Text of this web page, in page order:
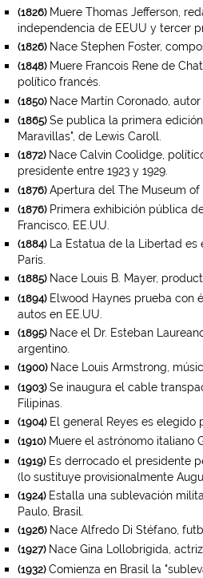
(1826)Muere Thomas Jefferson,
independencia de EEUU y tercer
(1826)Nace Stephen Foster,
(1848)Muere Francois Rene de
político francés.
(1850)Nace Martín Coronado,
(1865)Se publica la primera
Maravillas", de Lewis Caroll.
(1872)Nace Calvin Coolidge,
presidente entre 1923 y 1929.
(1876)Apertura del The Museum of
(1876)Primera exhibición pública
Francisco, EE.UU.
(1884)La Estatua de la Libertad es
París.
(1885)Nace Louis B. Mayer,
(1894)Elwood Haynes prueba con
autos en EE.UU.
(1895)Nace el Dr. Esteban
argentino.
(1900)Nace Louis Armstrong,
(1903)Se inaugura el cable
Filipinas.
(1904)El general Reyes es elegido
(1910)Muere el astrónomo italiano
(1919)Es derrocado el presidente
(lo sustituye provisionalmente
(1924)Estalla una sublevación
Paulo, Brasil.
(1926)Nace Alfredo Di Stéfano,
(1927)Nace Gina Lollobrigida,
(1932)Comienza en Brasil la